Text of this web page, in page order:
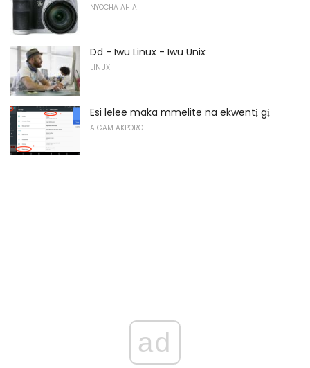
NYOCHA AHIA
Dd - Iwu Linux - Iwu Unix
LINUX
Esi lelee maka mmelite na ekwentị gị
A GAM AKPORO
ad